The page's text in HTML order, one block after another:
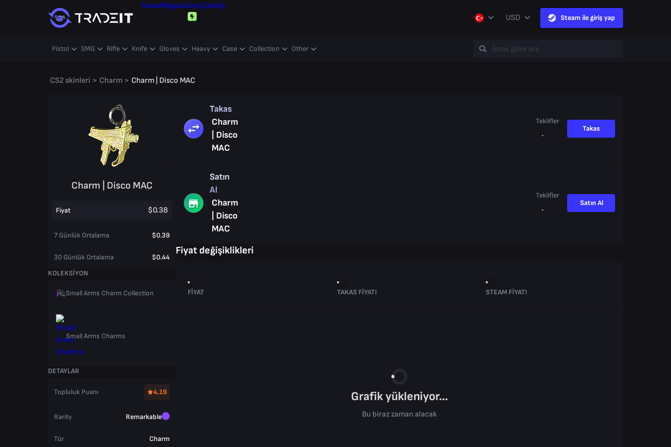
TakasMağazaSatışÇekiliş
USD
Steam ile giriş yap
Pistol SMG Rifle Knife Gloves Heavy Case Collection Other
CS2 skinleri > Charm > Charm | Disco MAC
Charm | Disco MAC
Fiyat $0.38
7 Günlük Ortalama $0.39
30 Günlük Ortalama
$0.44
KOLEKSIYON
Small Arms Charm Collection
Small Arms Charms
DETAYLAR
Topluluk Puanı 4.19
Rarity Remarkable
Tür Charm
Takas
Charm
| Disco
MAC
Teklifler
Takas
Satın
Al
Charm
| Disco
MAC
Teklifler
Satın Al
Fiyat değişiklikleri
FIYAT TAKAS FIYATI STEAM FIYATI
Grafik yükleniyor...
Bu biraz zaman alacak